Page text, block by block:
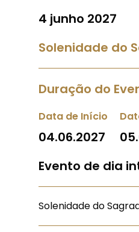
4 junho 2027
Solenidade do
Duração do
Data de Início
04.06.2027
Evento de dia
Solenidade do